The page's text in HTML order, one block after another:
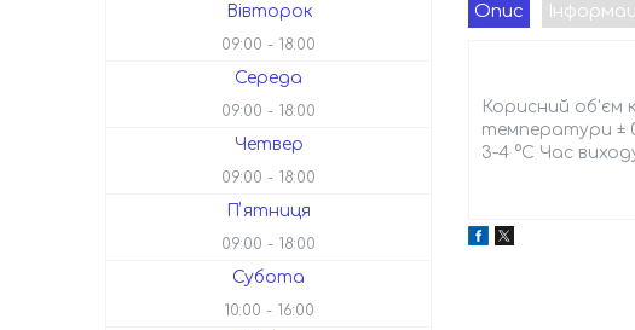
Опис
Корисний об'єм
температури ±
3-4 °C Час
Вівторок
09:00 18:00
Середа
09:00 18:00
Четвер
09:00 18:00
Пʼятниця
09:00 18:00
Субота
10:00 16:00